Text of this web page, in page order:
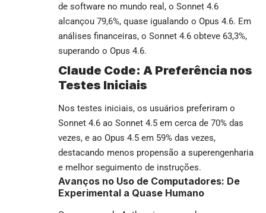
de software no mundo real, o Sonnet 4.6
alcançou 79,6%, quase igualando o Opus 4.6. Em
análises financeiras, o Sonnet 4.6 obteve 63,3%,
superando o Opus 4.6.
Claude Code: A Preferência nos
Testes Iniciais
Nos testes iniciais, os usuários preferiram o
Sonnet 4.6 ao Sonnet 4.5 em cerca de 70% das
vezes, e ao Opus 4.5 em 59% das vezes,
destacando menos propensão a superengenharia
e melhor seguimento de instruções.
Avanços no Uso de Computadores: De
Experimental a Quase Humano